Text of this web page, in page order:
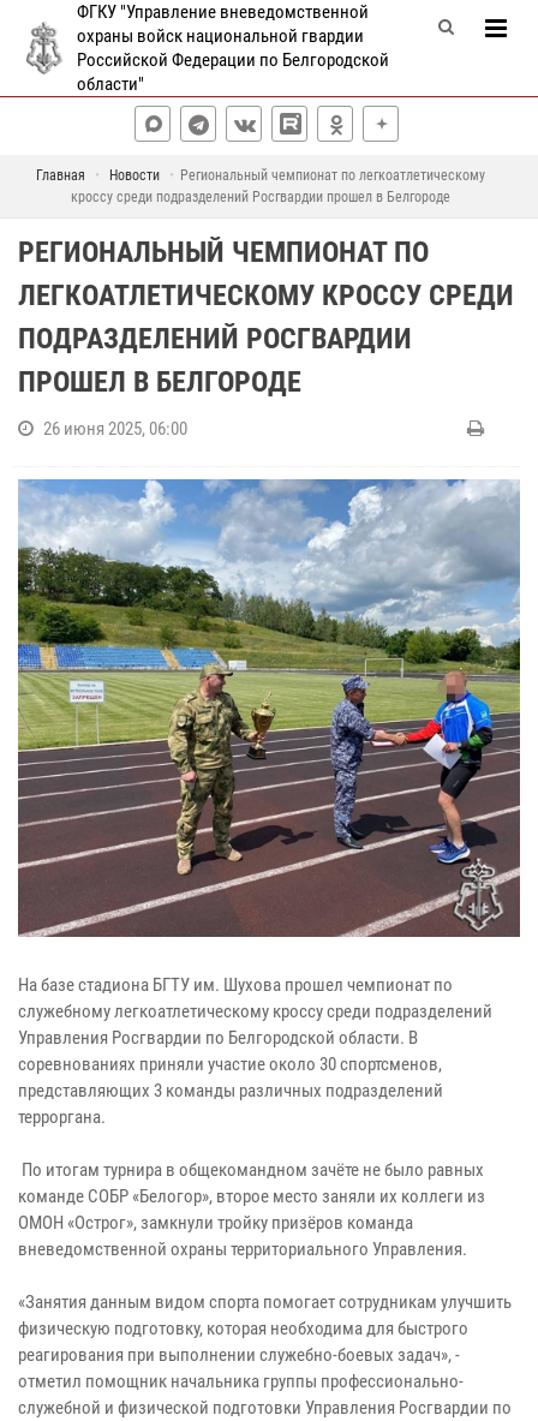
ФГКУ "Управление вневедомственной
охраны войск национальной гвардии
Российской Федерации по Белгородской
области"
Главная Новости
Региональный чемпионат по легкоатлетическому
кроссу среди подразделений Росгвардии прошел в Белгороде
РЕГИОНАЛЬНЫЙ ЧЕМПИОНАТ ПО
ЛЕГКОАТЛЕТИЧЕСКОМУ КРОССУ СРЕДИ
ПОДРАЗДЕЛЕНИЙ РОСГВАРДИИ
ПРОШЕЛ В БЕЛГОРОДЕ
26 июня 2025, 06:00
На базе стадиона БГТУ им. Шухова прошел чемпионат по
служебному легкоатлетическому кроссу среди подразделений
Управления Росгвардии по Белгородской области. В
соревнованиях приняли участие около 30 спортсменов,
представляющих 3 команды различных подразделений
терроргана.
По итогам турнира в общекомандном зачёте не было равных
команде СОБР «Белогор», второе место заняли их коллеги из
ОМОН «Острог», замкнули тройку призёров команда
вневедомственной охраны территориального Управления.
«Занятия данным видом спорта помогает сотрудникам улучшить
физическую подготовку, которая необходима для быстрого
реагирования при выполнении служебно-боевых задач», -
отметил помощник начальника группы профессионально-
служебной и физической подготовки Управления Росгвардии по